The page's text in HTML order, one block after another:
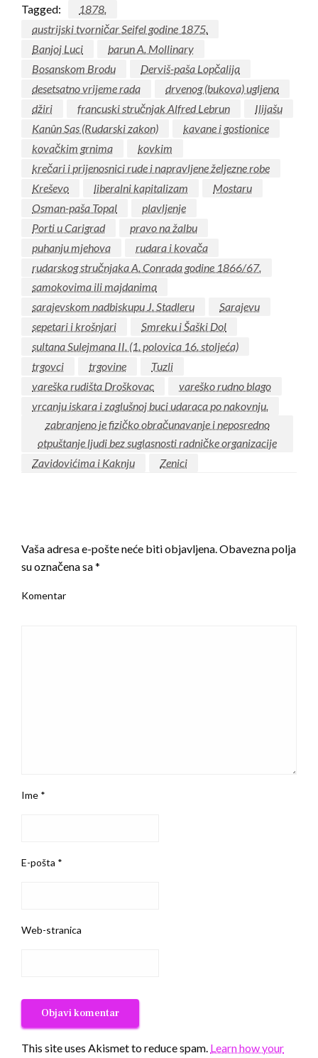
Tagged:
1878.
austrijski tvorničar Seifel godine 1875.
Banjoj Luci
barun A. Mollinary
Bosanskom Brodu
Derviš-paša Lopčalija
desetsatno vrijeme rada
drvenog (bukova) ugljena
džiri
francuski stručnjak Alfred Lebrun
Ilijašu
Kanûn Sas (Rudarski zakon)
kavane i gostionice
kovačkim grnima
kovkim
krečari i prijenosnici rude i napravljene željezne robe
Kreševo
liberalni kapitalizam
Mostaru
Osman-paša Topal
plavljenje
Porti u Carigrad
pravo na žalbu
puhanju mjehova
rudara i kovača
rudarskog stručnjaka A. Conrada godine 1866/67.
samokovima ili majdanima
sarajevskom nadbiskupu J. Stadleru
Sarajevu
sepetari i krošnjari
Smreku i Šaški Dol
sultana Sulejmana II. (1. polovica 16. stoljeća)
trgovci
trgovine
Tuzli
vareška rudišta Droškovac
vareško rudno blago
vrcanju iskara i zaglušnoj buci udaraca po nakovnju.
zabranjeno je fizičko obračunavanje i neposredno
otpuštanje ljudi bez suglasnosti radničke organizacije
Zavidovićima i Kaknju
Zenici
Vaša adresa e-pošte neće biti objavljena.Obavezna polja
su označena sa*
Komentar
Ime *
E-pošta *
Web-stranica
This site uses Akismet to reduce spam. Learn how your